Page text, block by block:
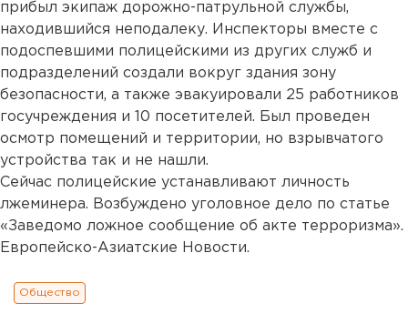
прибыл экипаж дорожно-патрульной службы,
находившийся неподалеку. Инспекторы вместе с
подоспевшими полицейскими из других служб и
подразделений создали вокруг здания зону
безопасности, а также эвакуировали 25 работников
госучреждения и 10 посетителей. Был проведен
осмотр помещений и территории, но взрывчатого
устройства так и не нашли.
Сейчас полицейские устанавливают личность
лжеминера. Возбуждено уголовное дело по статье
«Заведомо ложное сообщение об акте терроризма».
Европейско-Азиатские Новости.
Общество